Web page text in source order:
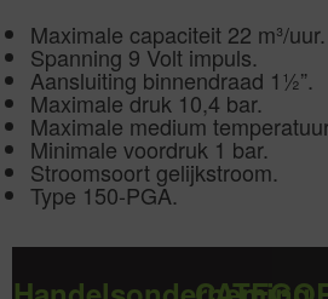
Maximale capaciteit 22 m³/uur.
Spanning 9 Volt impuls.
Aansluiting binnendraad 1½”.
Maximale druk 10,4 bar.
Maximale medium
Minimale voordruk 1 bar.
Stroomsoort gelijkstroom.
Type 150-PGA.